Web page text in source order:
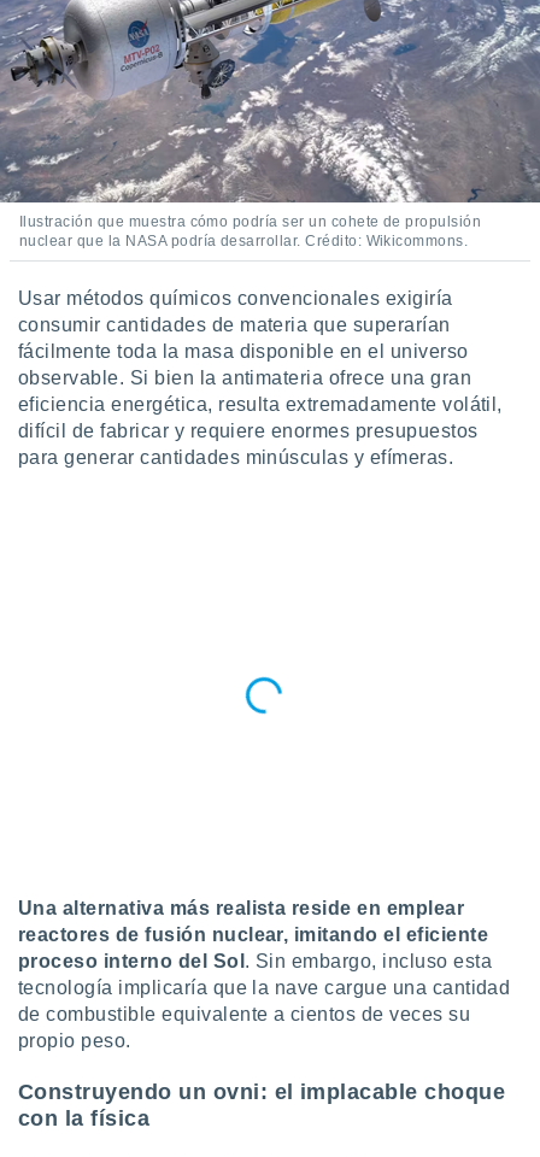
Ilustración que muestra cómo podría ser un cohete de propulsión
nuclear que la NASA podría desarrollar. Crédito: Wikicommons.
Usar métodos químicos convencionales exigiría
consumir cantidades de materia que superarían
fácilmente toda la masa disponible en el universo
observable. Si bien la antimateria ofrece una gran
eficiencia energética, resulta extremadamente volátil,
difícil de fabricar y requiere enormes presupuestos
para generar cantidades minúsculas y efímeras.
Una alternativa más realista reside en emplear
reactores de fusión nuclear, imitando el eficiente
proceso interno del Sol . Sin embargo, incluso esta
tecnología implicaría que la nave cargue una cantidad
de combustible equivalente a cientos de veces su
propio peso.
Construyendo un ovni: el implacable choque
con la física